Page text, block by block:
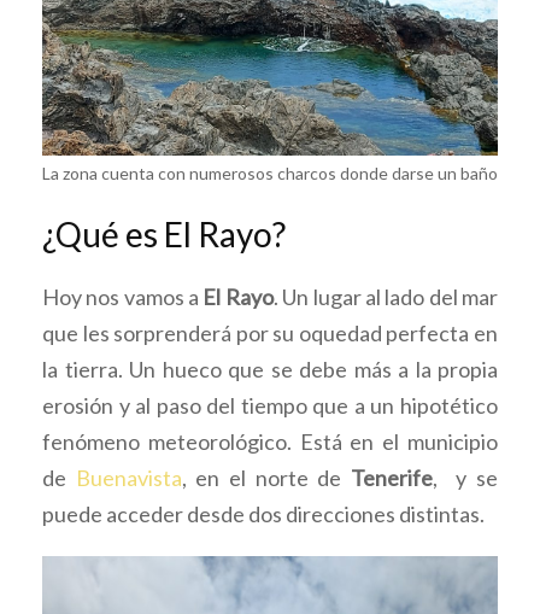
La zona cuenta con numerosos charcos donde darse un baño
¿Qué es El Rayo?
Hoy nos vamos a El Rayo. Un lugar al lado del mar
que les sorprenderá por su oquedad perfecta en
la tierra. Un hueco que se debe más a la propia
erosión y al paso del tiempo que a un hipotético
fenómeno meteorológico. Está en el municipio
de Buenavista, en el norte de Tenerife, y se
puede acceder desde dos direcciones distintas.